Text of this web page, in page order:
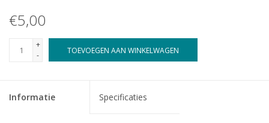
€5,00
+
-
TOEVOEGEN AAN WINKELWAGEN
Informatie Specificaties